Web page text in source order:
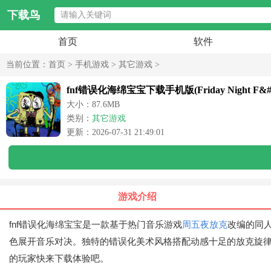
下载鸟
首页 软件
当前位置： 首页 > 手机游戏 > 其它游戏 >
fnf错误化海绵宝宝下载手机版(Friday Night
大小：87.6MB
类别： 其它游戏
更新：2026-07-31 21:49:01
游戏介绍
fnf错误化海绵宝宝是一款基于热门音乐游戏周五夜放克改编的同
色展开音乐对决。独特的错误化美术风格搭配动感十足的放克旋
的玩家快来下载体验吧。